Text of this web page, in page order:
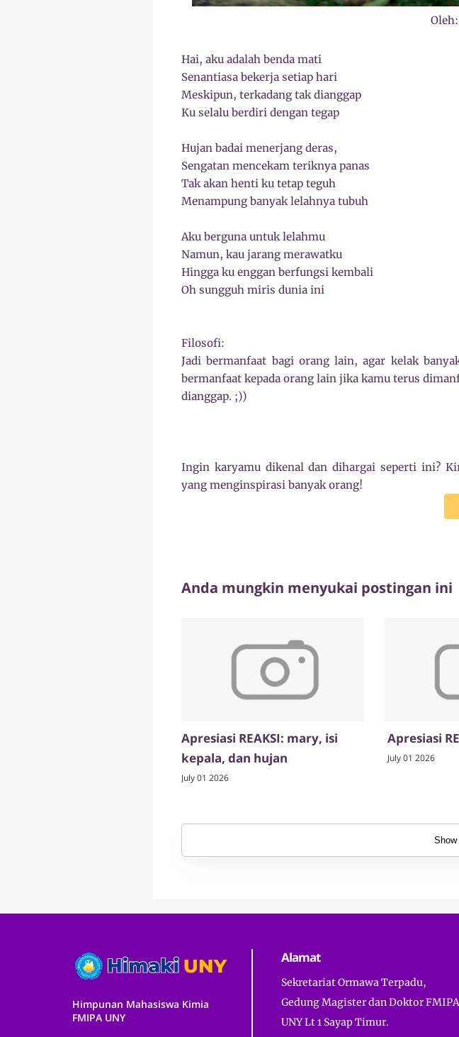
Hai, aku adalah benda mati
Senantiasa bekerja setiap hari
Meskipun, terkadang tak dianggap
Ku selalu berdiri dengan tegap
Hujan badai menerjang deras,
Sengatan mencekam teriknya panas
Tak akan henti ku tetap teguh
Menampung banyak lelahnya tubuh
Aku berguna untuk lelahmu
Namun, kau jarang merawatku
Hingga ku enggan berfungsi kembali
Oh sungguh miris dunia ini
Filosofi:
Jadi bermanfaat bagi orang lain, agar kelak
bermanfaat kepada orang lain jika kamu terus
dianggap. ;))
Ingin karyamu dikenal dan dihargai seperti ini?
yang menginspirasi banyak orang!
Anda mungkin menyukai postingan ini
Apresiasi REAKSI: mary, isi
kepala, dan hujan
July 01 2026
Apresiasi
July 01 2026
Himpunan Mahasiswa Kimia
FMIPA UNY
Alamat
Sekretariat Ormawa Terpadu,
Gedung Magister dan Doktor FMIPA
UNY Lt 1 Sayap Timur.